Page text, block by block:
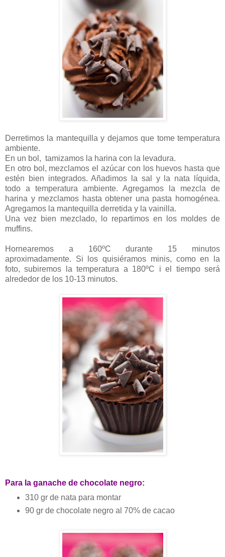
Derretimos la mantequilla y dejamos que tome temperatura
ambiente.
En un bol, tamizamos la harina con la levadura.
En otro bol, mezclamos el azúcar con los huevos hasta que
estén bien integrados. Añadimos la sal y la nata líquida,
todo a temperatura ambiente. Agregamos la mezcla de
harina y mezclamos hasta obtener una pasta homogénea.
Agregamos la mantequilla derretida y la vainilla.
Una vez bien mezclado, lo repartimos en los moldes de
muffins.
Hornearemos a 160ºC durante 15 minutos
aproximadamente. Si los quisiéramos minis, como en la
foto, subiremos la temperatura a 180ºC i el tiempo será
alrededor de los 10-13 minutos.
Para la ganache de chocolate negro:
310 gr de nata para montar
90 gr de chocolate negro al 70% de cacao